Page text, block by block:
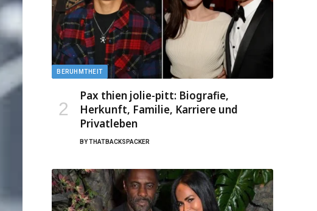
BERUHMTHEIT
Pax thien jolie-pitt: Biografie,
Herkunft, Familie, Karriere und
Privatleben
BYTHATBACKSPACKER